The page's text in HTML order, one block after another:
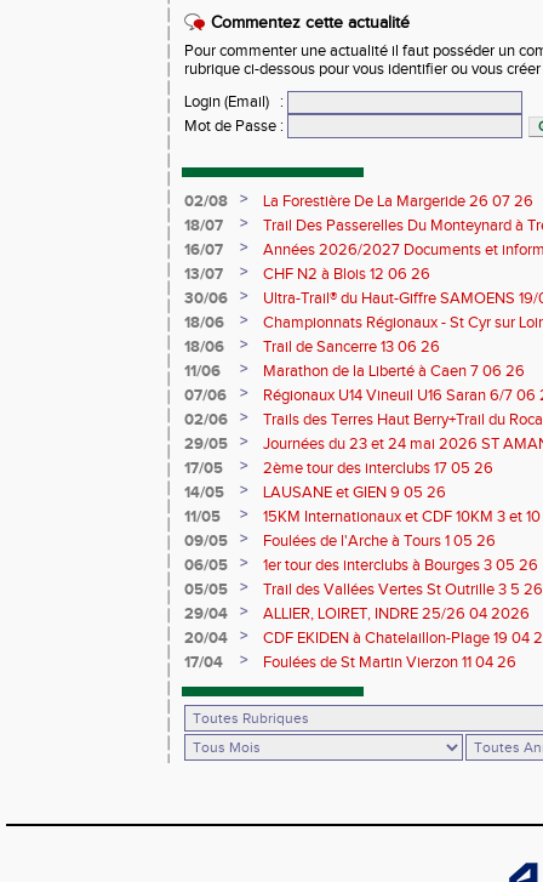
Commentez cette actualité
Pour commenter une actualité il faut posséder un
rubrique ci-dessous pour vous identifier ou vous
Login (Email)
:
Mot de Passe :
02/08 >
La Forestière De La Margeride 26 07 26
18/07
>
Trail Des Passerelles Du Monteynard à
16/07
>
Années 2026/2027 Documents et
13/07
>
CHF N2 à Blois 12 06 26
30/06
>
Ultra-Trail® du Haut-Giffre SAMOENS
18/06
>
Championnats Régionaux - St Cyr sur
Saran 13/14 06 26
18/06 >
Trail de Sancerre 13 06 26
11/06
>
Marathon de la Liberté à Caen 7 06 26
07/06
>
Régionaux U14 Vineuil U16 Saran 6/7 06
02/06
>
Trails des Terres Haut Berry+Trail du
du Berry 30/31 05 2026
29/05 >
Journées du 23 et 24 mai 2026 ST
17/05
>
2ème tour des interclubs 17 05 26
14/05
>
LAUSANE et GIEN 9 05 26
11/05
>
15KM Internationaux et CDF 10KM 3 et
09/05
>
Foulées de l'Arche à Tours 1 05 26
06/05
>
1er tour des interclubs à Bourges 3 05 26
05/05
>
Trail des Vallées Vertes St Outrille 3 5 26
29/04
>
ALLIER, LOIRET, INDRE 25/26 04 2026
20/04
>
CDF EKIDEN à Chatelaillon-Plage 19 04
17/04
> Foulées de St Martin Vierzon 11 04 26